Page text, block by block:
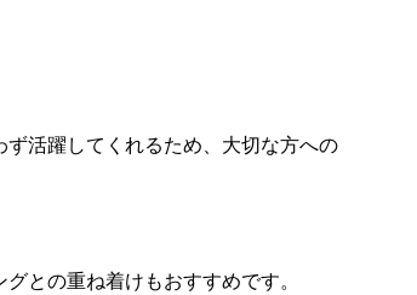
活躍してくれるため、大切な方への
との重ね着けもおすすめです。